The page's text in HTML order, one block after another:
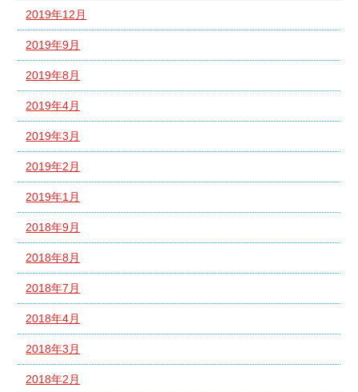
2019年12月
2019年9月
2019年8月
2019年4月
2019年3月
2019年2月
2019年1月
2018年9月
2018年8月
2018年7月
2018年4月
2018年3月
2018年2月